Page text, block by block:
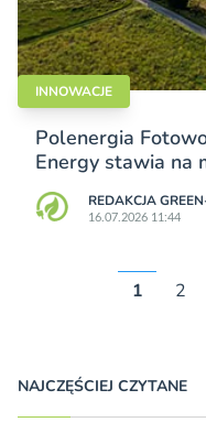
INNOWACJE
Polenergia
Energy stawia na
REDAKCJA
16.07.2026 11:44
1 2
NAJCZĘŚCIEJ CZYTANE